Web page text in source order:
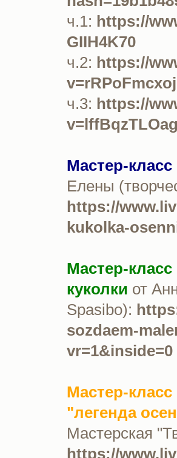
ч.1: https://
GIIH4K70
ч.2: https://
ч.3: https://
Мастер-
Елены
https://
kukolka-
Мастер-
куколки от
Spasibo):
sozdaem-
vr=1&inside=0
Мастер-
"легенда
Мастерская
https://